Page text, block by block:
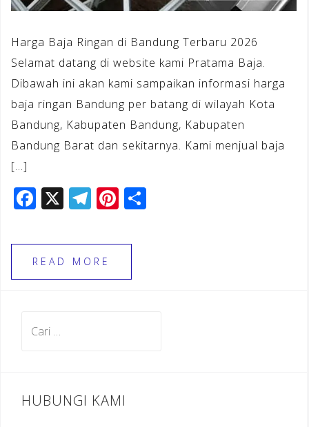
Harga Baja Ringan di Bandung Terbaru 2026
Selamat datang di website kami Pratama Baja.
Dibawah ini akan kami sampaikan informasi harga
baja ringan Bandung per batang di wilayah Kota
Bandung, Kabupaten Bandung, Kabupaten
Bandung Barat dan sekitarnya. Kami menjual baja
[…]
F
c
e
b
o
X T
e
gr
a
Pi
te
e
READ MORE
HUBUNGI KAMI